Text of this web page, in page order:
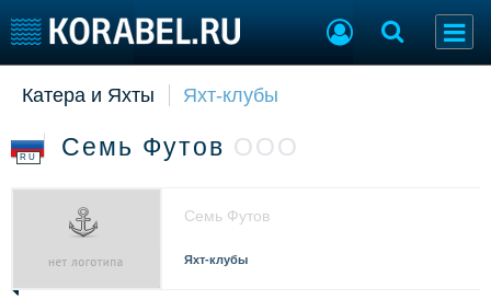
Судостроение
Новости
Репутация
Работа
Крюинг
Торговая площадка
Продажа флота
Изделия
Услуги
Катера и Яхты Яхт-клубы
RU Семь Футов ООО
Семь Футов
Яхт-клубы